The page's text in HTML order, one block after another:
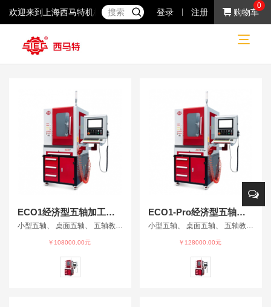
欢迎来到上海西马特机械制造有限公司！37年专注于小机床产品的研
登录 注册 购物车
0
网站首页
ECO1经济型五轴加工中心
小型五轴、 桌面五轴、 五轴教育加工中心、 教育机床、 五轴仿真、
￥108000.00元
ECO1-Pro经济型五轴加工中心
小型五轴、 桌面五轴、 五轴教育加工中心、 教育机床、 五轴仿真、
￥128000.00元